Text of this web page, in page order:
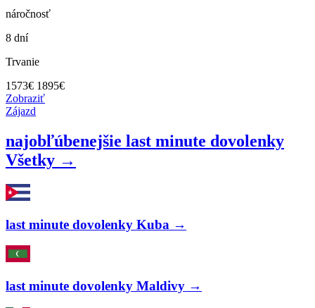
náročnosť
8 dní
Trvanie
1573€ 1895€
Zobraziť
Zájazd
najobľúbenejšie last minute dovolenky
Všetky →
last minute dovolenky Kuba →
last minute dovolenky Maldivy →